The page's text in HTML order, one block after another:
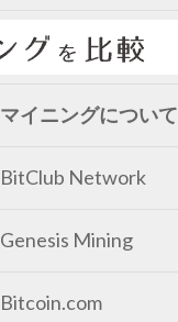
マイニングについて
BitClub Network
Genesis Mining
Bitcoin.com